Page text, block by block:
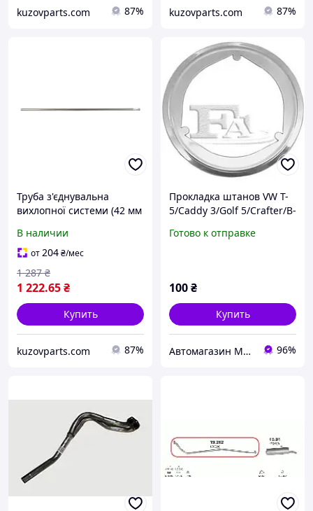
kuzovparts.com 87% kuzovparts.com 87%
Труба з'єднувальна
вихлопної системи (42 мм
09889
В наличии
от204₴/мес
1 222.65₴
1 287 ₴
Купить
kuzovparts.com 87%
Прокладка штанов VW T-
5/Caddy 3/Golf 5/Crafter/B-
1K0253115T
Готово к отправке
100₴
Купить
Автомагазин MDRIVE 96%